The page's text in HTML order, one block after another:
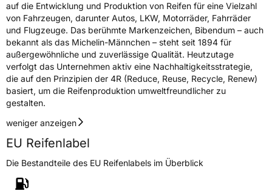
auf die Entwicklung und Produktion von Reifen für eine Vielzahl
von Fahrzeugen, darunter Autos, LKW, Motorräder, Fahrräder
und Flugzeuge. Das berühmte Markenzeichen, Bibendum – auch
bekannt als das Michelin-Männchen – steht seit 1894 für
außergewöhnliche und zuverlässige Qualität. Heutzutage
verfolgt das Unternehmen aktiv eine Nachhaltigkeitsstrategie,
die auf den Prinzipien der 4R (Reduce, Reuse, Recycle, Renew)
basiert, um die Reifenproduktion umweltfreundlicher zu
gestalten.
weniger anzeigen
EU Reifenlabel
Die Bestandteile des EU Reifenlabels im Überblick